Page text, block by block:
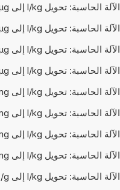
الآلة الحاسبة: تحويل l/kg إلى m³/µg
الآلة الحاسبة: تحويل l/kg إلى l/µg
الآلة الحاسبة: تحويل l/kg إلى dl/µg
الآلة الحاسبة: تحويل l/kg إلى ml/µg
الآلة الحاسبة: تحويل l/kg إلى m³/mg
الآلة الحاسبة: تحويل l/kg إلى l/mg
الآلة الحاسبة: تحويل l/kg إلى dl/mg
الآلة الحاسبة: تحويل l/kg إلى ml/mg
الآلة الحاسبة: تحويل l/kg إلى m³/g